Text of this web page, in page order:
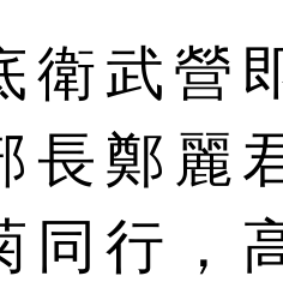
衛武營
長鄭麗
同行，